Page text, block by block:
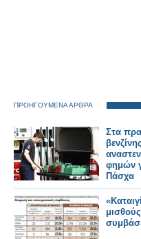
ΠΡΟΗΓΟΥΜΕΝΑ ΑΡΘΡΑ
Στα
φημών
Πάσχα